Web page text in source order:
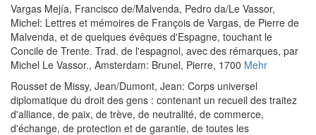
Vargas Mejía, Francisco de/Malvenda, Pedro da/Le Vassor,
Michel: Lettres et mémoires de François de Vargas, de Pierre de
Malvenda, et de quelques évêques d'Espagne, touchant le
Concile de Trente. Trad. de l'espagnol, avec des rémarques, par
Michel Le Vassor., Amsterdam: Brunel, Pierre, 1700 Mehr
Rousset de Missy, Jean/Dumont, Jean: Corps universel
diplomatique du droit des gens : contenant un recueil des traitez
d'alliance, de paix, de trève, de neutralité, de commerce,
d'échange, de protection et de garantie, de toutes les